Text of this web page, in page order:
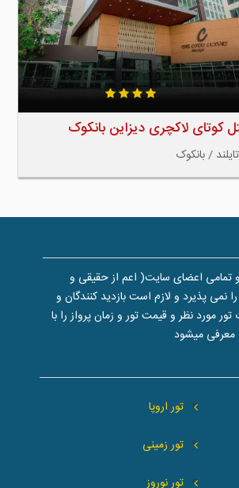
كوتای لاکچری دیزاین بانکوک
تایلند / بانکوک
تمامی اعضای سایت( اعم از حقیقی و
پذیرد و لازم است بازدید کنندگان و
مورد نظر و قیمت تور و زمان پرواز را با
معرفی میشود
تور اروپا
تور زمینی
تور نوروز